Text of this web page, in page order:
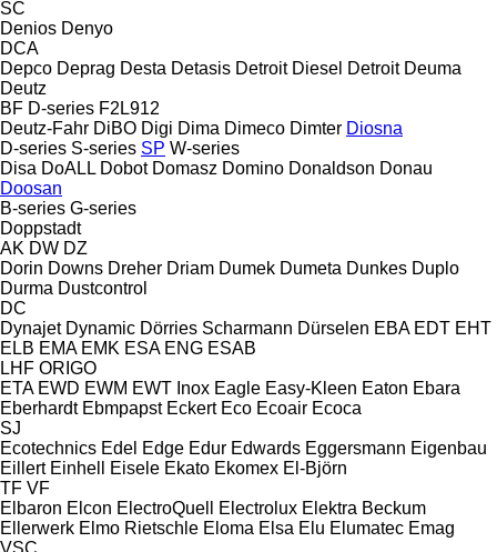
SC
Denios Denyo
DCA
Depco Deprag Desta Detasis Detroit Diesel Detroit Deuma
Deutz
BF D-series F2L912
Deutz-Fahr DiBO Digi Dima Dimeco Dimter Diosna
D-series S-series SP W-series
Disa DoALL Dobot Domasz Domino Donaldson Donau
Doosan
B-series G-series
Doppstadt
AK DW DZ
Dorin Downs Dreher Driam Dumek Dumeta Dunkes Duplo
Durma Dustcontrol
DC
Dynajet Dynamic Dörries Scharmann Dürselen EBA EDT EHT
ELB EMA EMK ESA ENG ESAB
LHF ORIGO
ETA EWD EWM EWT Inox Eagle Easy-Kleen Eaton Ebara
Eberhardt Ebmpapst Eckert Eco Ecoair Ecoca
SJ
Ecotechnics Edel Edge Edur Edwards Eggersmann Eigenbau
Eillert Einhell Eisele Ekato Ekomex El-Björn
TF VF
Elbaron Elcon ElectroQuell Electrolux Elektra Beckum
Ellerwerk Elmo Rietschle Eloma Elsa Elu Elumatec Emag
VSC